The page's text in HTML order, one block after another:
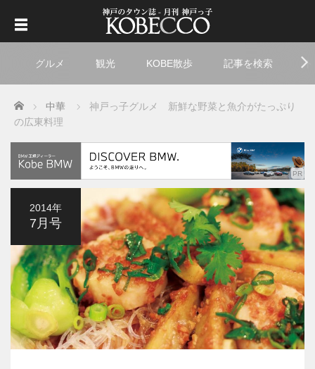
グルメ 観光 KOBE散歩 記事を検索
Home 中華
神戸っ子グルメ 新鮮な野菜と魚介がたっぷり
の広東料理
2014年
7月号